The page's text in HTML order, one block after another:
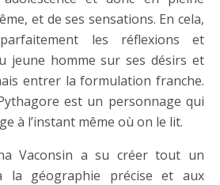
et de ses sensations. En cela,
les réflexions et
jeune homme sur ses désirs et
entrer la formulation franche.
est un personnage qui
à l’instant même où on le lit.
Vaconsin a su créer tout un
la géographie précise et aux